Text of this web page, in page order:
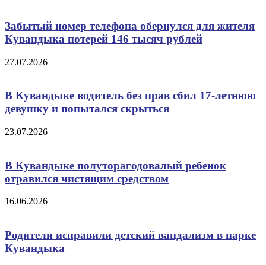
Забытый номер телефона обернулся для жителя
Кувандыка потерей 146 тысяч рублей
27.07.2026
В Кувандыке водитель без прав сбил 17-летнюю
девушку и попытался скрыться
23.07.2026
В Кувандыке полуторагодовалый ребенок
отравился чистящим средством
16.06.2026
Родители исправили детский вандализм в парке
Кувандыка